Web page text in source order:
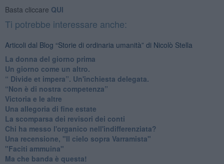
Basta cliccare QUI
Ti potrebbe interessare anche:
Articoli dal Blog “Storie di ordinaria umanità” di Nicolò Stella
​La donna del giorno prima
​Un giorno come un altro.
​“ Divide et impera”. Un'inchiesta delegata.
“Non è di nostra competenza”
​Victoria e le altre
Una allegoria di fine estate
La scomparsa dei revisori dei conti
Chi ha messo l'organico nell'indifferenziata?
Una recensione, "Il cielo sopra Varramista"
​"Faciti ammuina"
Ma che banda è questa!